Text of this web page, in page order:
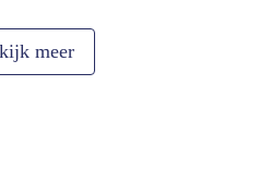
meer